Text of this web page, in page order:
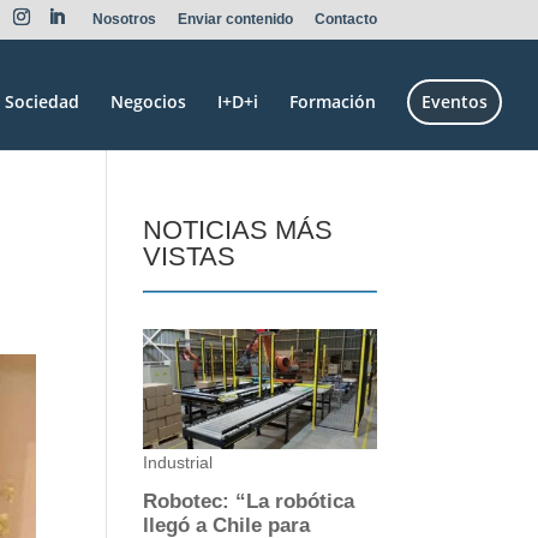
Nosotros Enviar contenido Contacto
Sociedad Negocios I+D+i Formación Eventos
NOTICIAS MÁS
VISTAS